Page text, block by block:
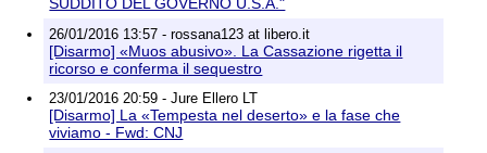
SUDDITO DEL GOVERNO U.S.A."
26/01/2016 13:57 - rossana123 at libero.it
[Disarmo] «Muos abusivo». La Cassazione rigetta il
ricorso e conferma il sequestro
23/01/2016 20:59 - Jure Ellero LT
[Disarmo] La «Tempesta nel deserto» e la fase che
viviamo - Fwd: CNJ